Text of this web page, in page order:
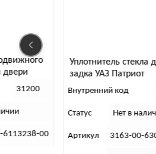
стекла двери
УАЗ Патриот
код 33461
Нет в наличии
3163-00-6303018-00
задка
Статус